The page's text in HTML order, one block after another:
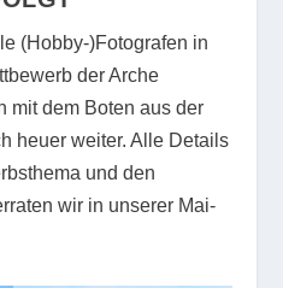
(Hobby-)Fotografen in
der Arche
mit dem Boten aus der
heuer weiter. Alle Details
und den
wir in unserer Mai-